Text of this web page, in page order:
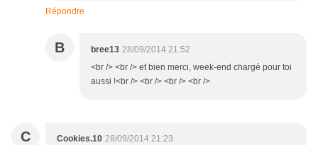
Répondre
B bree13 28/09/2014 21:52
<br /> <br /> et bien merci, week-end chargé pour toi
aussi !<br /> <br /> <br /> <br />
C Cookies.10 28/09/2014 21:23